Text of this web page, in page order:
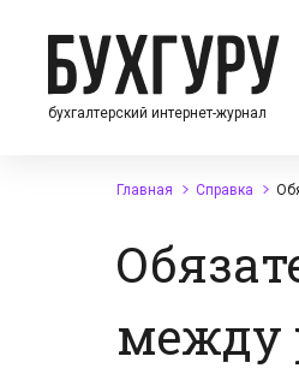
бухгалтерский интернет-журнал
Главная Справка
между